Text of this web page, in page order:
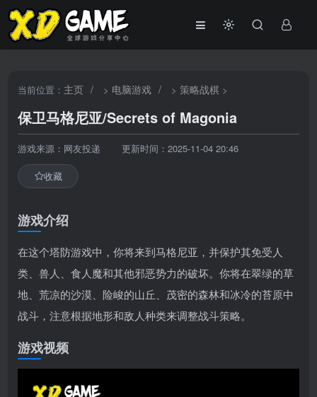
当前位置： 主页 / > 电脑游戏 / >策略战棋 >
保卫马格尼亚/Secrets of Magonia
游戏来源：网友投递 更新时间：2025-11-04 20:46
收藏
游戏介绍
在这个塔防游戏中，你将来到马格尼亚，并保护其免受人
类、兽人、食人魔和其他邪恶势力的破坏。你将在翠绿的草
地、荒凉的沙漠、险峻的山丘、茂密的森林和冰冷的苔原中
战斗，注意根据地形和敌人种类来调整战斗策略。
游戏视频